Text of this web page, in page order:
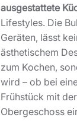
ausgestattete
Lifestyles. Die
Geräten, lässt
ästhetischem
zum Kochen,
wird – ob bei
Frühstück mit
Obergeschoss